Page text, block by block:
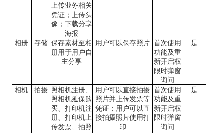
上传业务相关
凭证；上传头
像；下载分享
海报
相册 存储 保存素材至相
册用于用户自
主分享
用户可以保存照片 首次使用
功能及重
新开启权
限时弹窗
询问
是
相机 拍摄 照相机注册、
照相机延保购
买、打印机注
册、打印机上
传发票、拍照
用户可以直接拍摄
照片并上传发票等
凭证；用户可以直
接拍摄照片使用打
印
首次使用
功能及重
新开启权
限时弹窗
询问
是